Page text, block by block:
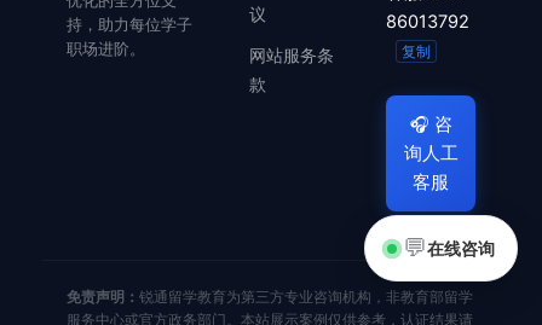
持，助力每位学子
职场进阶。
议
网站服务条
款
86013792
复制
🎧 咨
询人工
客服
免责声明： 锐通留学教育为第三方专业咨询机构，非教育部留学
服务中心或官方政务部门。本站展示案例仅供参考，认证结果请
💬在线咨询